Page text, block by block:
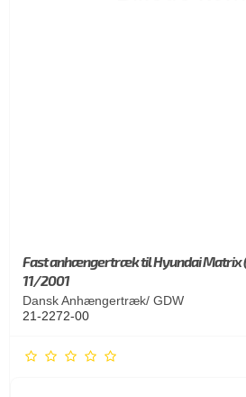
Fast anhængertræk til Hyundai Matrix
11/2001
Dansk Anhængertræk/ GDW
21-2272-00